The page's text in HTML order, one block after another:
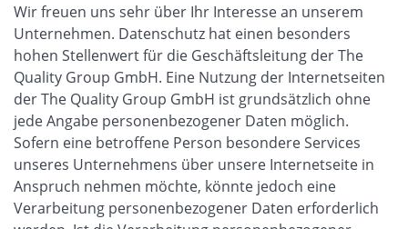
Wir freuen uns sehr über Ihr Interesse an unserem
Unternehmen. Datenschutz hat einen besonders
hohen Stellenwert für die Geschäftsleitung der The
Quality Group GmbH. Eine Nutzung der Internetseiten
der The Quality Group GmbH ist grundsätzlich ohne
jede Angabe personenbezogener Daten möglich.
Sofern eine betroffene Person besondere Services
unseres Unternehmens über unsere Internetseite in
Anspruch nehmen möchte, könnte jedoch eine
Verarbeitung personenbezogener Daten erforderlich